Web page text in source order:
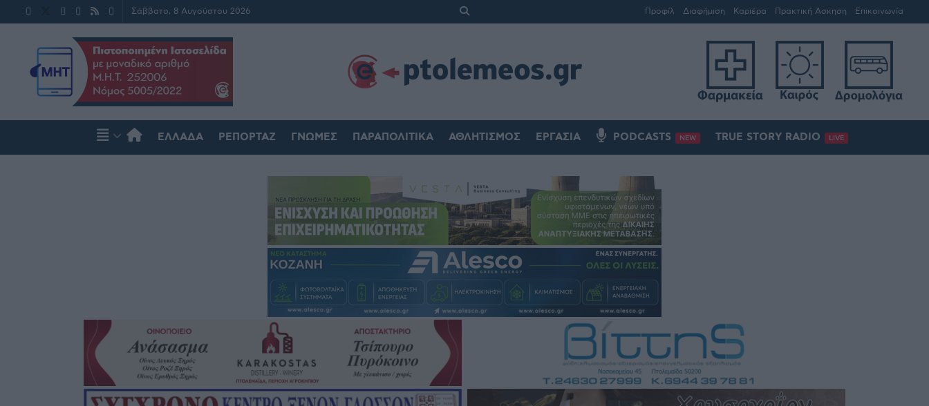
Σάββατο, 8 Αυγούστου 2026 Προφίλ Διαφήμιση Καριέρα Πρακτική Άσκηση Επικοινωνία
ΕΛΛΆΔΑ ΡΕΠΟΡΤΆΖ ΓΝΏΜΕΣ ΠΑΡΑΠΟΛΙΤΙΚΆ ΑΘΛΗΤΙΣΜΌΣ ΕΡΓΑΣΊΑ PODCASTS NEW TRUE STORY RADIO LIVE